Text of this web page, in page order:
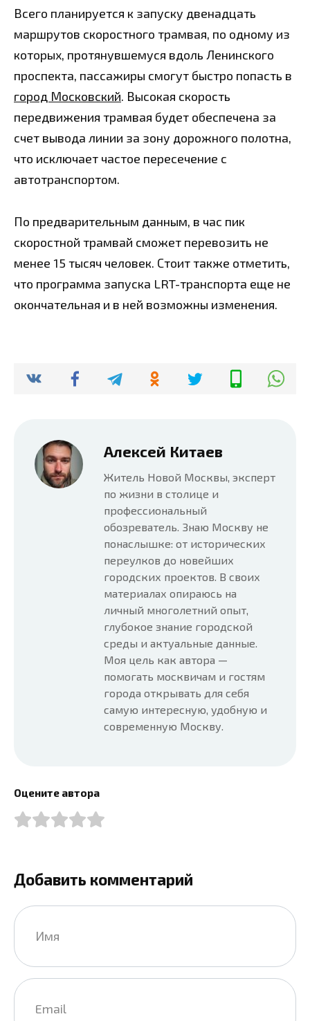
Всего планируется к запуску двенадцать
маршрутов скоростного трамвая, по одному из
которых, протянувшемуся вдоль Ленинского
проспекта, пассажиры смогут быстро попасть в
город Московский. Высокая скорость
передвижения трамвая будет обеспечена за
счет вывода линии за зону дорожного полотна,
что исключает частое пересечение с
автотранспортом.
По предварительным данным, в час пик
скоростной трамвай сможет перевозить не
менее 15 тысяч человек. Стоит также отметить,
что программа запуска LRT-транспорта еще не
окончательная и в ней возможны изменения.
Алексей Китаев
Житель Новой Москвы, эксперт
по жизни в столице и
профессиональный
обозреватель. Знаю Москву не
понаслышке: от исторических
переулков до новейших
городских проектов. В своих
материалах опираюсь на
личный многолетний опыт,
глубокое знание городской
среды и актуальные данные.
Моя цель как автора —
помогать москвичам и гостям
города открывать для себя
самую интересную, удобную и
современную Москву.
Оцените автора
Добавить комментарий
Имя
Email